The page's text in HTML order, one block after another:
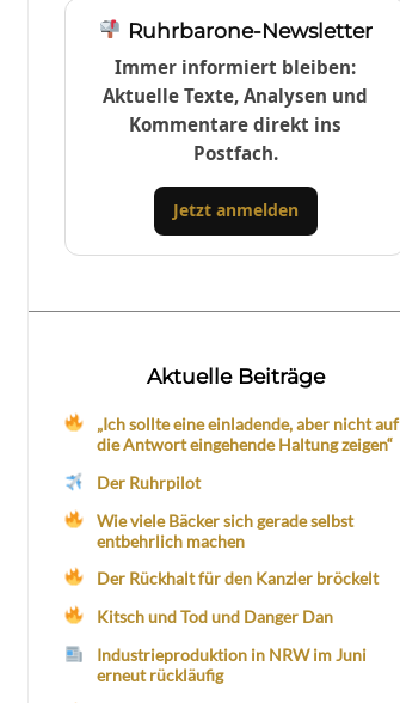
Ruhrbarone-Newsletter
Immer informiert bleiben:
Aktuelle Texte, Analysen und
Kommentare direkt ins
Postfach.
Jetzt anmelden
Aktuelle Beiträge
„Ich sollte eine einladende, aber nicht auf
die Antwort eingehende Haltung zeigen“
Der Ruhrpilot
Wie viele Bäcker sich gerade selbst
entbehrlich machen
Der Rückhalt für den Kanzler bröckelt
Kitsch und Tod und Danger Dan
Industrieproduktion in NRW im Juni
erneut rückläufig